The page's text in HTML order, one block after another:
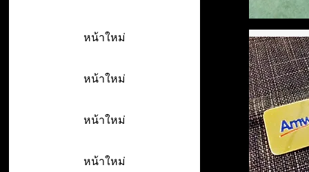
หน้าใหม่
หน้าใหม่
หน้าใหม่
หน้าใหม่